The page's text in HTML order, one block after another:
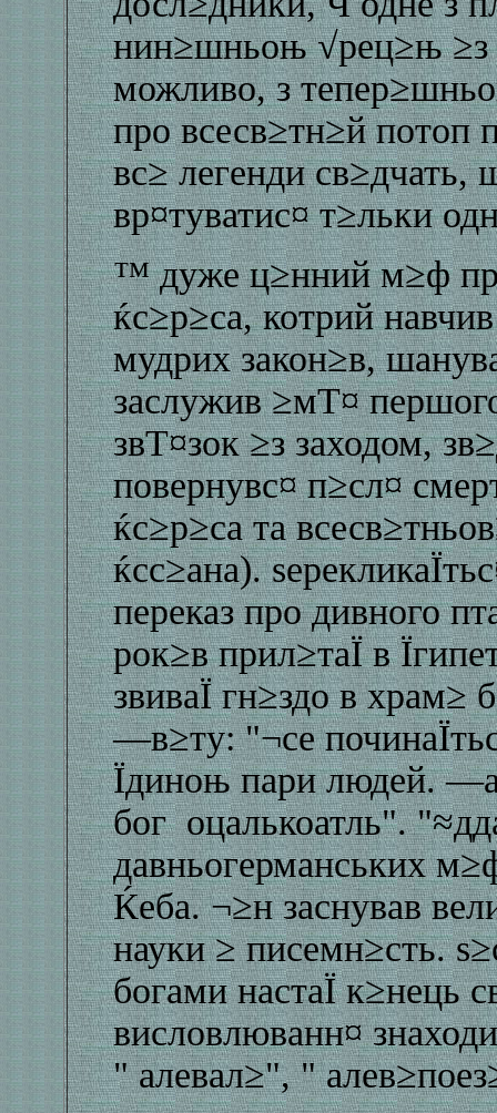
нин≥шньоњ √рец≥њ ≥з
можливо, з
про всесв≥тн≥й потоп
вс≥ легенди св≥дчать,
вр¤туватис¤ т≥льки
™ дуже ц≥нний м≥ф
ќс≥р≥са, котрий
мудрих закон≥в,
заслужив ≥мТ¤
звТ¤зок ≥з заходом,
повернувс¤ п≥сл¤
ќс≥р≥са та
ќсс≥ана).
переказ про дивного
рок≥в прил≥таЇ в
звиваЇ гн≥здо в
—в≥ту: "¬се
Їдиноњ пари людей.
бог оцалькоатль".
давньогерманських
Ќеба. ¬≥н заснував
науки ≥ писемн≥сть.
богами настаЇ к≥нець
висловлюванн¤
" алевал≥", "